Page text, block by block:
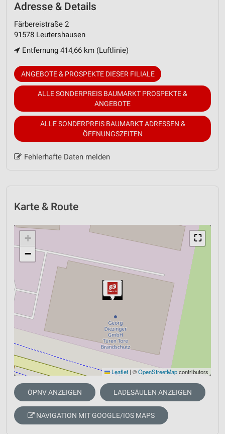
Adresse & Details
Färbereistraße 2
91578 Leutershausen
Entfernung 414,66 km (Luftlinie)
ANGEBOTE & PROSPEKTE DIESER FILIALE
ALLE SONDERPREIS BAUMARKT PROSPEKTE &
ANGEBOTE
ALLE SONDERPREIS BAUMARKT ADRESSEN &
ÖFFNUNGSZEITEN
Fehlerhafte Daten melden
Karte & Route
⛶
+
−
Leaflet | ©OpenStreetMapcontributors
ÖPNV ANZEIGEN LADESÄULEN ANZEIGEN
NAVIGATION MIT GOOGLE/IOS MAPS